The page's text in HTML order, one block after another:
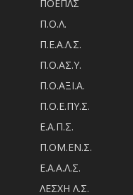
ΠΟΕΠΛΣ
Π.Ο.Λ.
Π.Ε.Α.Λ.Σ.
Π.Ο.ΑΣ.Υ.
Π.Ο.ΑΞΙ.Α.
Π.Ο.Ε.ΠΥ.Σ.
Ε.Α.Π.Σ.
Π.ΟM.EN.Σ.
Ε.Α.Α.Λ.Σ.
ΛΕΣΧΗ Λ.Σ.